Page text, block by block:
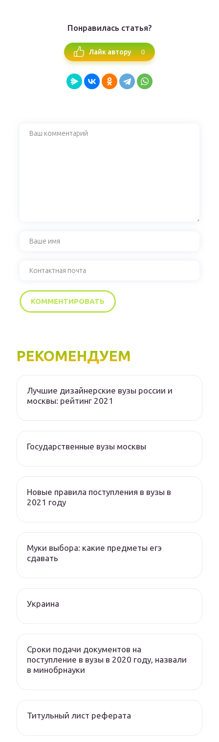
Понравилась статья?
Лайк автору 0
РЕКОМЕНДУЕМ
Лучшие дизайнерские вузы россии и
москвы: рейтинг 2021
Государственные вузы москвы
Новые правила поступления в вузы в
2021 году
Муки выбора: какие предметы егэ
сдавать
Украина
Сроки подачи документов на
поступление в вузы в 2020 году, назвали
в минобрнауки
Титульный лист реферата